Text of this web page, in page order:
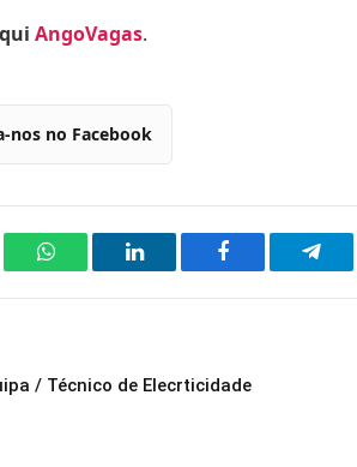
AngoVagas.
nos no Facebook
WhatsAppLinkedIn Facebook
/ Técnico de Elecrticidade